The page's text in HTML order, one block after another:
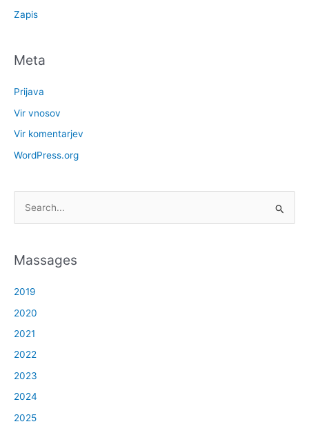
Zapis
Meta
Prijava
Vir vnosov
Vir komentarjev
WordPress.org
r
o
r
:
Massages
2019
2020
2021
2022
2023
2024
2025